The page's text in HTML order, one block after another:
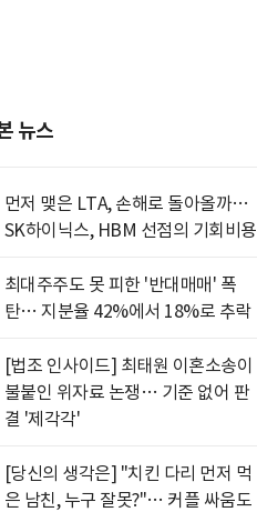
뉴스
먼저 맺은 LTA, 손해로 돌아올까…
SK하이닉스, HBM 선점의 기회비용
최대주주도 못 피한 '반대매매' 폭
탄… 지분율 42%에서 18%로 추락
[법조 인사이드] 최태원 이혼소송이
불붙인 위자료 논쟁… 기준 없어 판
결 '제각각'
[당신의 생각은] "치킨 다리 먼저 먹
은 남친, 누구 잘못?"… 커플 싸움도